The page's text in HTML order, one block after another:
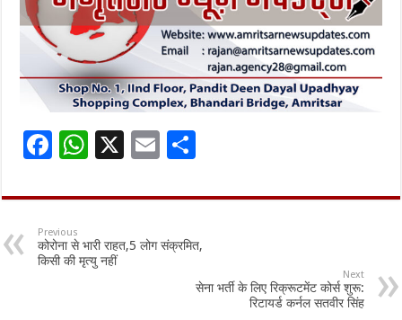
F
e
b
o
W
at
sA
p
X
E
ai
l
ar
Previous
कोरोना से भारी राहत,5 लोग संक्रमित,
किसी की मृत्यु नहीं
Next
सेना भर्ती के लिए रिक्रूटमेंट कोर्स शुरू:
रिटायर्ड कर्नल सतवीर सिंह